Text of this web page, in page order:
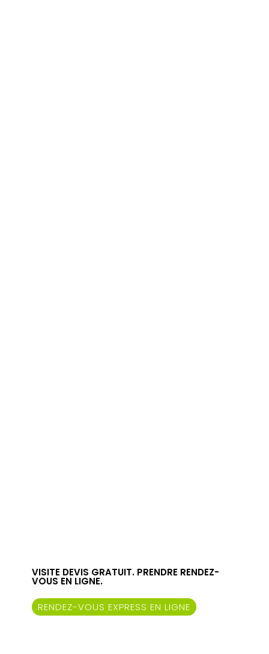
VISITE DEVIS GRATUIT. PRENDRE RENDEZ-
VOUS EN LIGNE.
RENDEZ-VOUS EXPRESS EN LIGNE